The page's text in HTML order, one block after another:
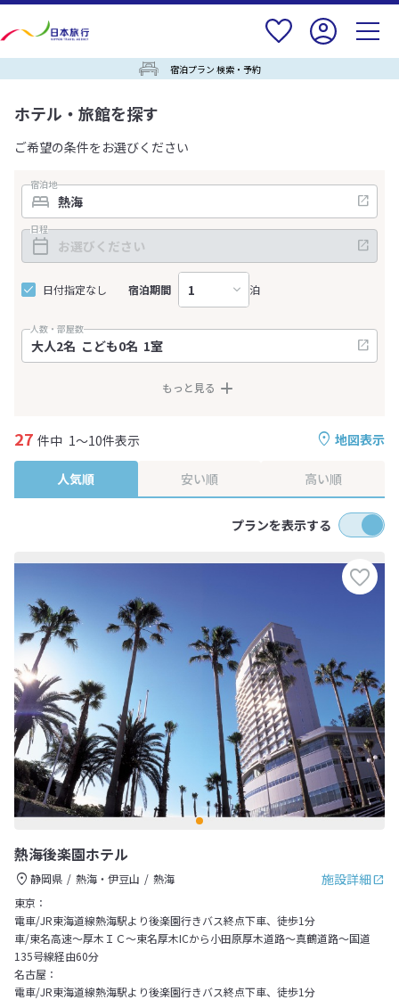
宿泊プラン 検索・予約
ホテル・旅館を探す
ご希望の条件をお選びください
宿泊地
日程
日付指定なし 宿泊期間 泊
人数・部屋数
もっと見る
地図表示
27 件中 1～10件表示
人気順 安い順 高い順
プランを表示する
熱海後楽園ホテル
施設詳細
静岡県 熱海・伊豆山
熱海
東京：
電車/JR東海道線熱海駅より後楽園行きバス終点下車、徒歩1分
車/東名高速～厚木ＩＣ～東名厚木ICから小田原厚木道路～真鶴道路～国道
135号線経由60分
名古屋：
電車/JR東海道線熱海駅より後楽園行きバス終点下車、徒歩1分